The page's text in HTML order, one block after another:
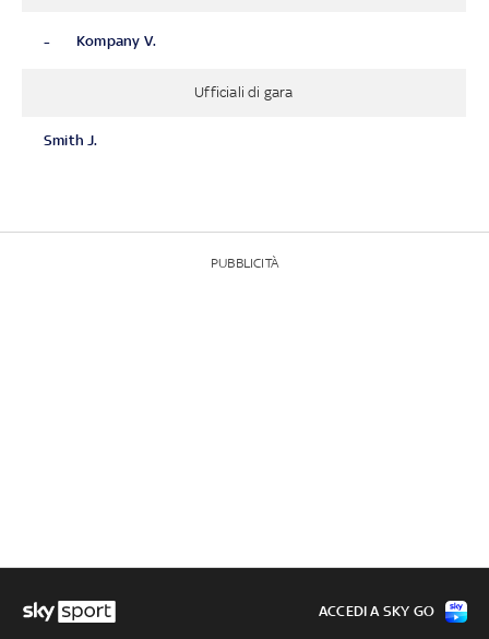
- Kompany V.
Ufficiali di gara
Smith J.
PUBBLICITÀ
ACCEDI A SKY GO